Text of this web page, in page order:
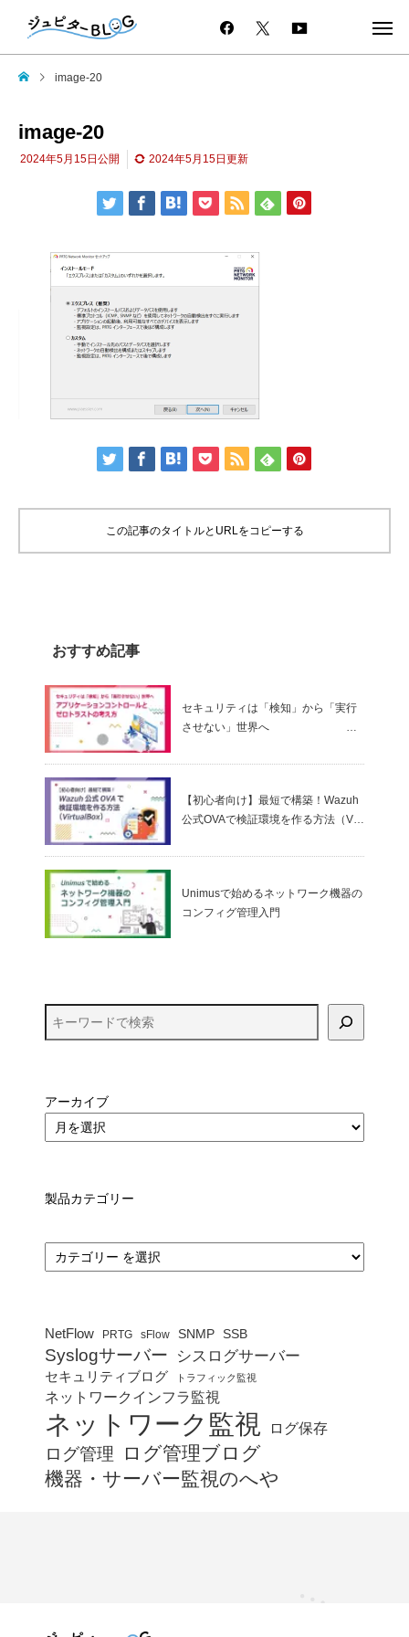
image-20
image-20
2024年5月15日 公開 2024年5月15日 更新
この記事のタイトルとURLをコピーする
おすすめ記事
セキュリティは「検知」から「実行
させない」世界へ
ゼロトラストの考え方
【初心者向け】最短で構築！Wazuh
公式OVAで検証環境を作る方法（Virt
Unimusで始めるネットワーク機器の
コンフィグ管理入門
アーカイブ
製品カテゴリー
カ
テ
ゴ
NetFlow PRTG sFlow SNMP SSB
Syslogサーバー シスログサーバー
セキュリティブログ トラフィック監視
ネットワークインフラ監視
ネットワーク監視 ログ保存
ログ管理
ログ管理ブログ
機器・サーバー監視のへや